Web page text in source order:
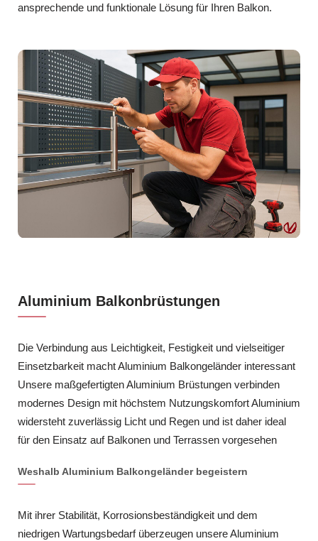
ansprechende und funktionale Lösung für Ihren Balkon.
Aluminium Balkonbrüstungen
Die Verbindung aus Leichtigkeit, Festigkeit und vielseitiger
Einsetzbarkeit macht Aluminium Balkongeländer interessant
Unsere maßgefertigten Aluminium Brüstungen verbinden
modernes Design mit höchstem Nutzungskomfort Aluminium
widersteht zuverlässig Licht und Regen und ist daher ideal
für den Einsatz auf Balkonen und Terrassen vorgesehen
Weshalb Aluminium Balkongeländer begeistern
Mit ihrer Stabilität, Korrosionsbeständigkeit und dem
niedrigen Wartungsbedarf überzeugen unsere Aluminium